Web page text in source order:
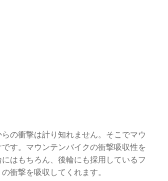
の衝撃は計り知れません。そこでマウ
す。マウンテンバイクの衝撃吸収性を
はもちろん、後輪にも採用しているフ
衝撃を吸収してくれます。